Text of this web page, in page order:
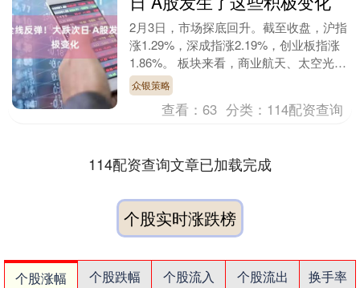
2月3日，市场探底回升。截至收盘，沪指
涨1.29%，深成指涨2.19%，创业板指涨
1.86%。 板块来看，商业航天、太空光
伏、化工、AI应用等板块表现活跃，贵
金....
众银策略
查看：63 分类： 114配资查询
114配资查询文章已加载完成
个股实时涨跌榜
个股涨幅 个股跌幅 个股流入 个股流出
换手率